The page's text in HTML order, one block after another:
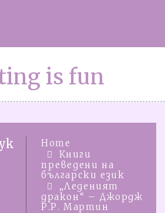
is fun
Home
Книги
преведени на
български език
„Леденият
дракон“ – Джордж
Р.Р. Мартин